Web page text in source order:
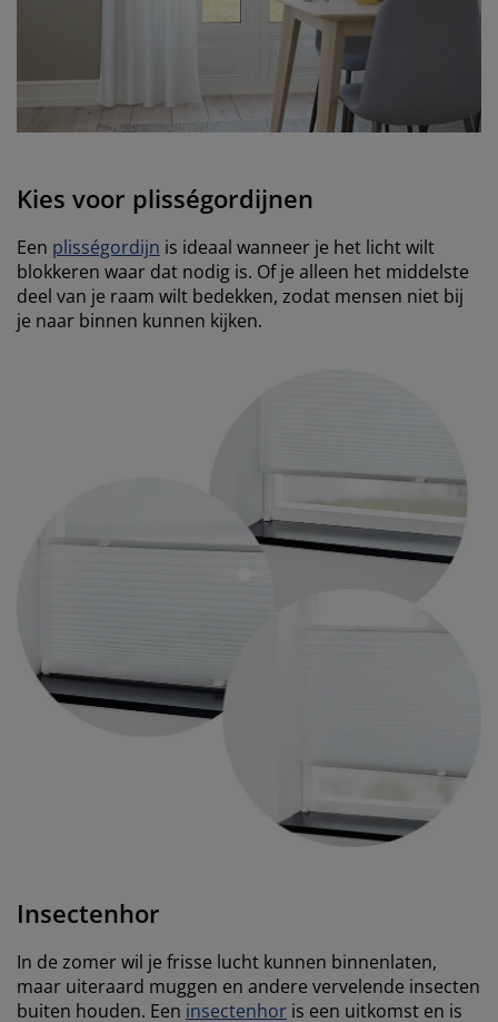
Kies voor plisségordijnen
Een plisségordijn is ideaal wanneer je het licht wilt
blokkeren waar dat nodig is. Of je alleen het middelste
deel van je raam wilt bedekken, zodat mensen niet bij
je naar binnen kunnen kijken.
Insectenhor
In de zomer wil je frisse lucht kunnen binnenlaten,
maar uiteraard muggen en andere vervelende insecten
buiten houden. Een insectenhor is een uitkomst en is